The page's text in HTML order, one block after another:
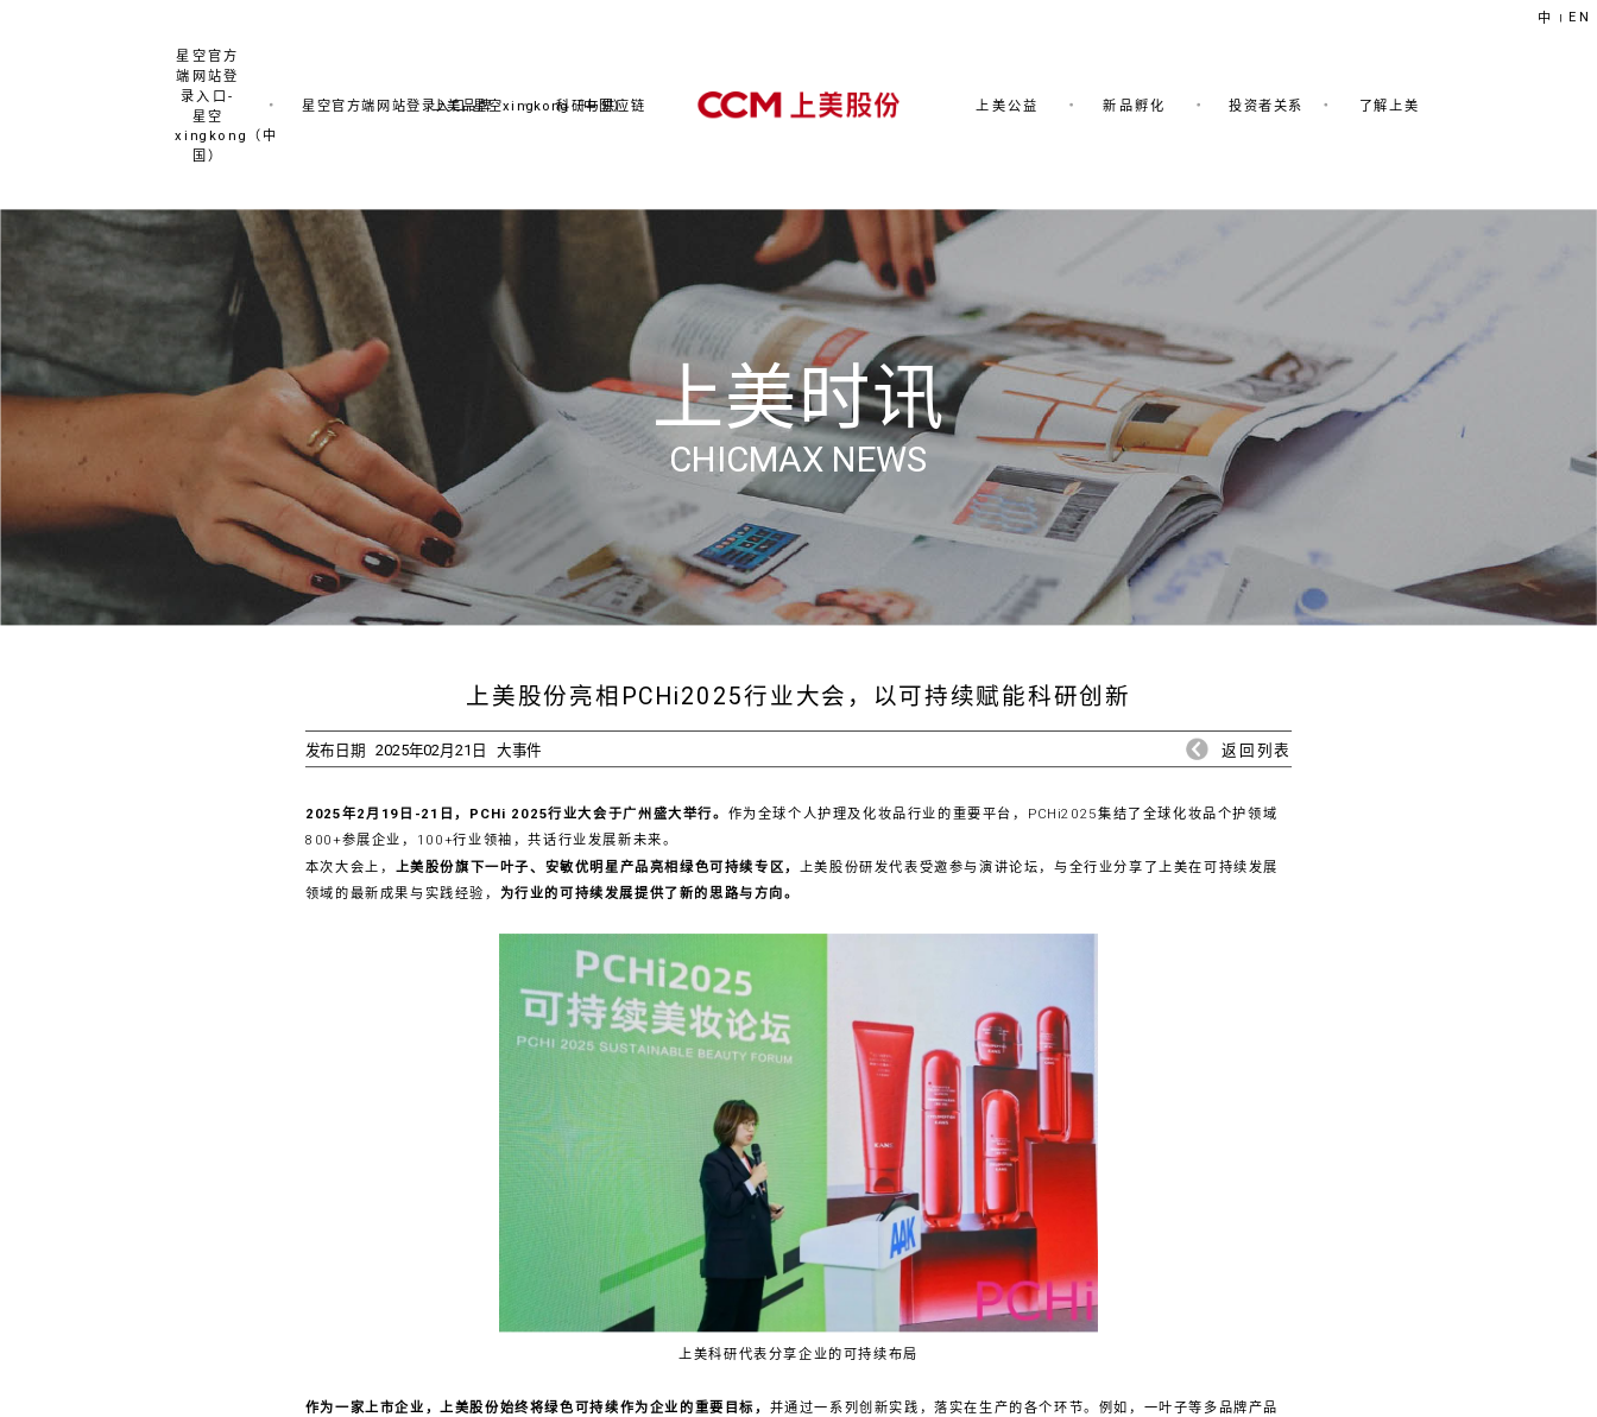
星空官方
端网站登
录入口-
星空
xingkong（中
国）
星空官方端网站登录入口-星空xingkong（中国）
上美品牌 科研与供应链 上美公益 新品孵化 投资者关系 了解上美
中 | EN
上美时讯
CHICMAX NEWS
上美股份亮相PCHi2025行业大会，以可持续赋能科研创新
发布日期 2025年02月21日 大事件 返回列表
2025年2月19日-21日，PCHi 2025行业大会于广州盛大举行。 作为全球个人护理及化妆品行业的重要平台，PCHi2025集结了全球化妆品个护领域
800+参展企业，100+行业领袖，共话行业发展新未来。
本次大会上， 上美股份旗下一叶子、安敏优明星产品亮相绿色可持续专区， 上美股份研发代表受邀参与演讲论坛，与全行业分享了上美在可持续发展
领域的最新成果与实践经验， 为行业的可持续发展提供了新的思路与方向。
上美科研代表分享企业的可持续布局
作为一家上市企业，上美股份始终将绿色可持续作为企业的重要目标， 并通过一系列创新实践，落实在生产的各个环节。例如，一叶子等多品牌产品